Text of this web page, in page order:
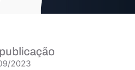
2023